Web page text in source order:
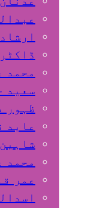
محمد
سعید
ظہور
عابد
محمد
عمر